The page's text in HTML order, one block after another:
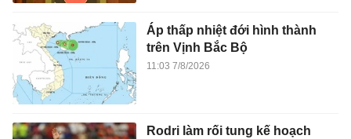
Áp thấp nhiệt đới hình thành
trên Vịnh Bắc Bộ
11:03 7/8/2026
Rodri làm rối tung kế hoạch